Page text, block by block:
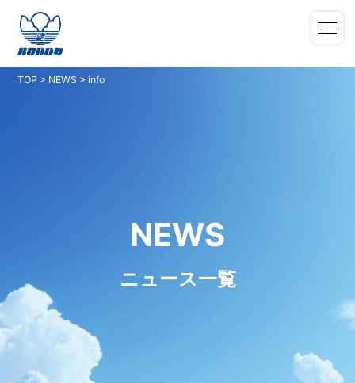
TOP > NEWS >info
NEWS
ニュース一覧